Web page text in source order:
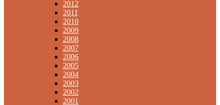
2012
2011
2010
2009
2008
2007
2006
2005
2004
2003
2002
2001